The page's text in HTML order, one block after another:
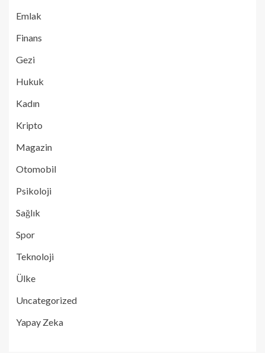
Emlak
Finans
Gezi
Hukuk
Kadın
Kripto
Magazin
Otomobil
Psikoloji
Sağlık
Spor
Teknoloji
Ülke
Uncategorized
Yapay Zeka